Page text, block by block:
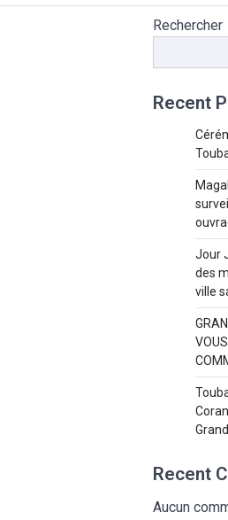
Rechercher
Recent
Jour
des
ville
Recent
Aucun